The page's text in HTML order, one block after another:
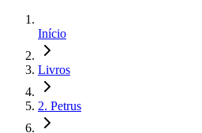
Início
Livros
2. Petrus